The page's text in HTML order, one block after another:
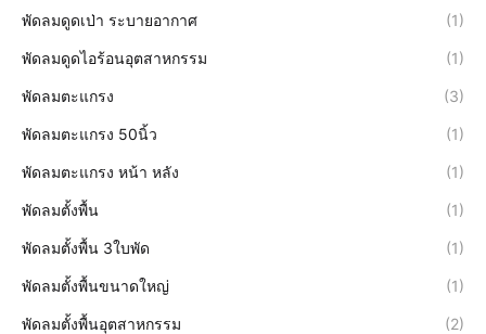
พัดลมดูดเป่า ระบายอากาศ (1)
พัดลมดูดไอร้อนอุตสาหกรรม (1)
พัดลมตะแกรง (3)
พัดลมตะแกรง 50นิ้ว (1)
พัดลมตะแกรง หน้า หลัง (1)
พัดลมตั้งพื้น (1)
พัดลมตั้งพื้น 3ใบพัด (1)
พัดลมตั้งพื้นขนาดใหญ่ (1)
พัดลมตั้งพื้นอุตสาหกรรม (2)